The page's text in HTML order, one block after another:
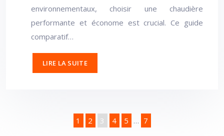
environnementaux, choisir une chaudière
performante et économe est crucial. Ce guide
comparatif…
LIRE LA SUITE
1 2 3 4 5 … 7